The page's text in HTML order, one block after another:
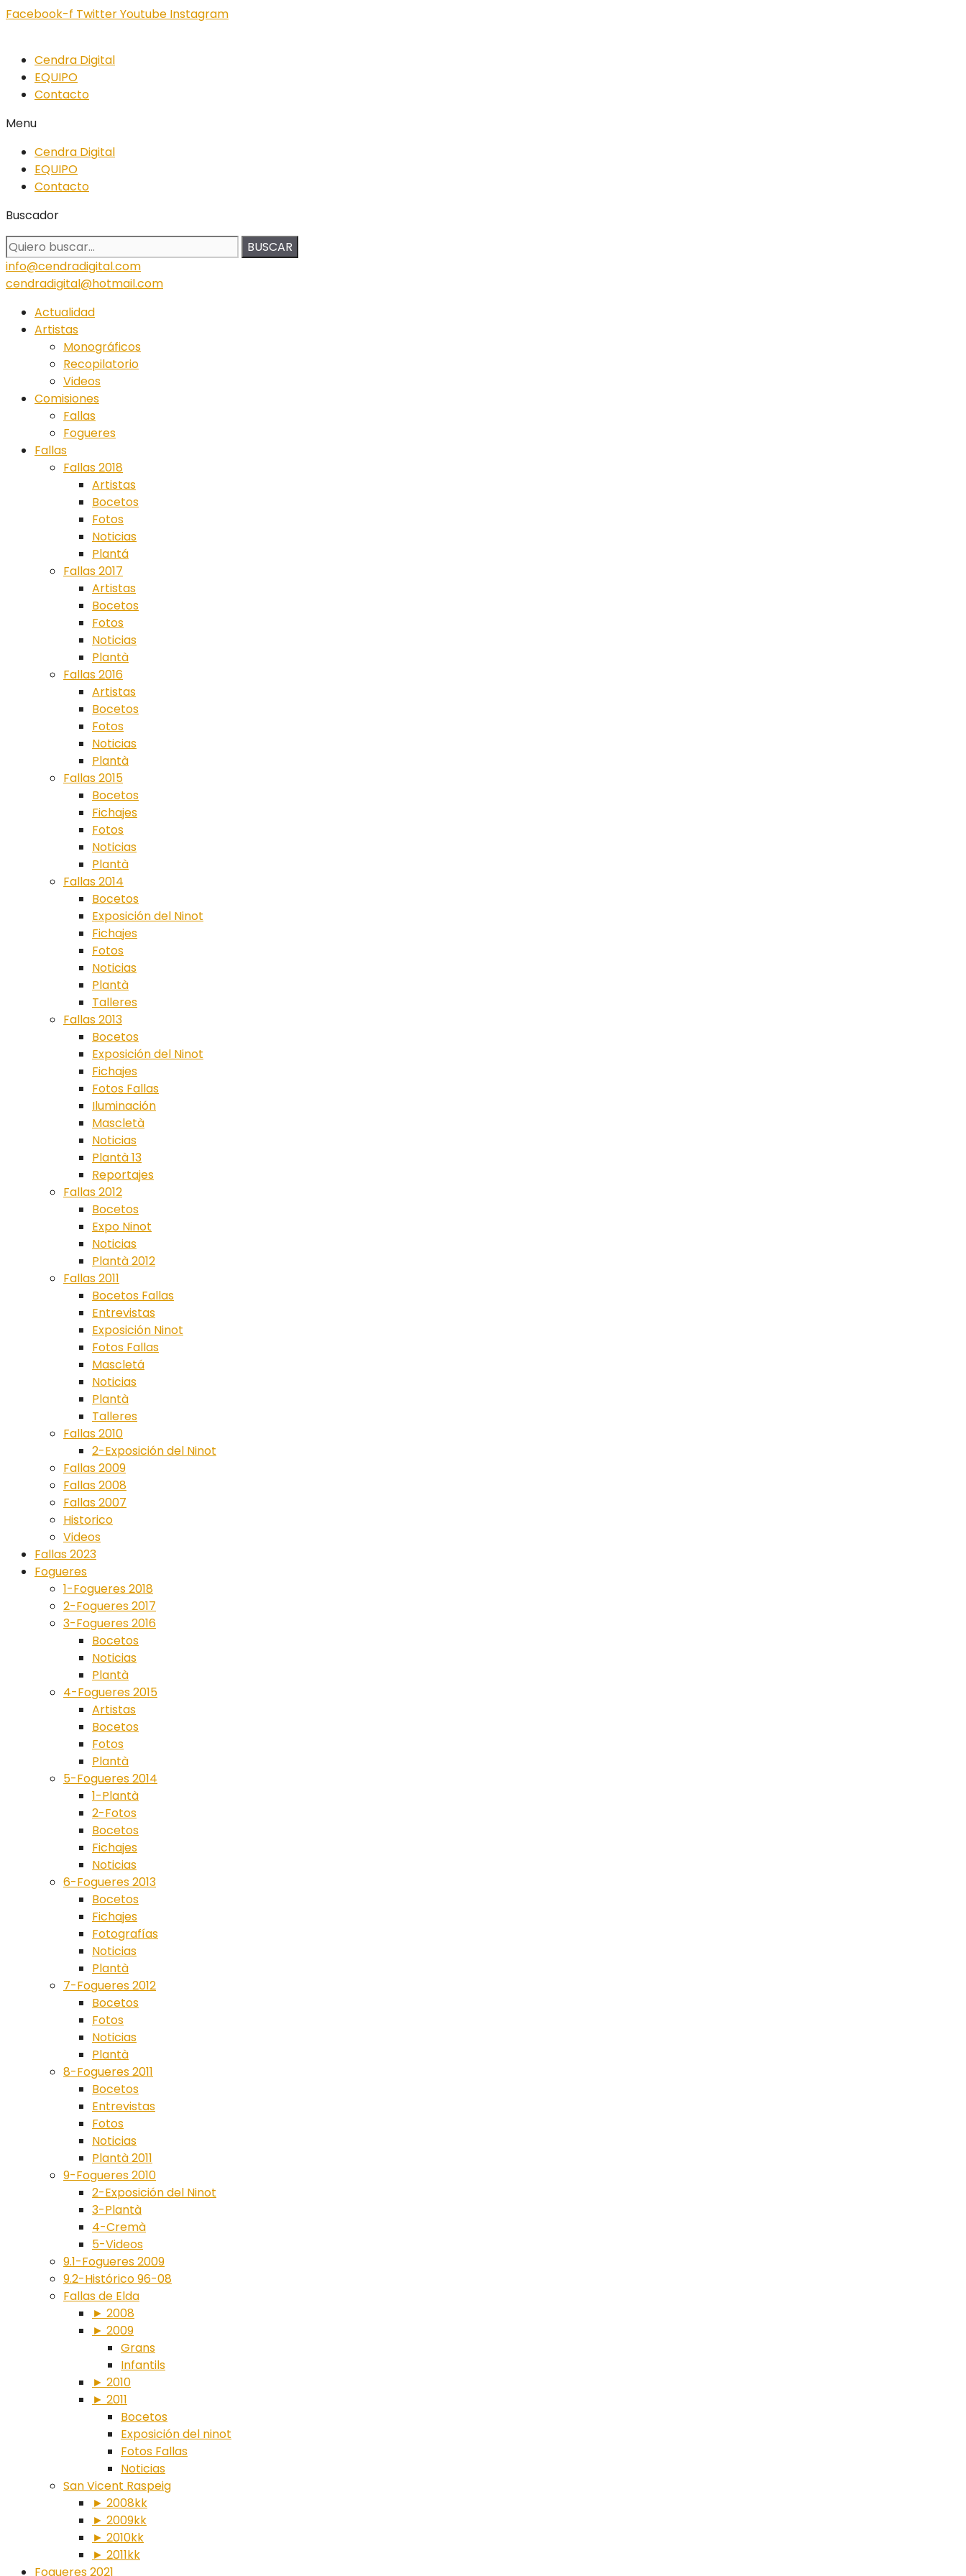
Facebook-f TwitterYoutube Instagram
Cendra Digital
EQUIPO
Contacto
Menu
Cendra Digital
EQUIPO
Contacto
Buscador
BUSCAR
info@cendradigital.com
cendradigital@hotmail.com
Actualidad
Artistas
Monográficos
Recopilatorio
Videos
Comisiones
Fallas
Fogueres
Fallas
Fallas 2018
Artistas
Bocetos
Fotos
Noticias
Plantá
Fallas 2017
Artistas
Bocetos
Fotos
Noticias
Plantà
Fallas 2016
Artistas
Bocetos
Fotos
Noticias
Plantà
Fallas 2015
Bocetos
Fichajes
Fotos
Noticias
Plantà
Fallas 2014
Bocetos
Exposición del Ninot
Fichajes
Fotos
Noticias
Plantà
Talleres
Fallas 2013
Bocetos
Exposición del Ninot
Fichajes
Fotos Fallas
Iluminación
Mascletà
Noticias
Plantà 13
Reportajes
Fallas 2012
Bocetos
Expo Ninot
Noticias
Plantà 2012
Fallas 2011
Bocetos Fallas
Entrevistas
Exposición Ninot
Fotos Fallas
Mascletá
Noticias
Plantà
Talleres
Fallas 2010
2-Exposición del Ninot
Fallas 2009
Fallas 2008
Fallas 2007
Historico
Videos
Fallas 2023
Fogueres
1-Fogueres 2018
2-Fogueres 2017
3-Fogueres 2016
Bocetos
Noticias
Plantà
4-Fogueres 2015
Artistas
Bocetos
Fotos
Plantà
5-Fogueres 2014
1-Plantà
2-Fotos
Bocetos
Fichajes
Noticias
6-Fogueres 2013
Bocetos
Fichajes
Fotografías
Noticias
Plantà
7-Fogueres 2012
Bocetos
Fotos
Noticias
Plantà
8-Fogueres 2011
Bocetos
Entrevistas
Fotos
Noticias
Plantà 2011
9-Fogueres 2010
2-Exposición del Ninot
3-Plantà
4-Cremà
5-Videos
9.1-Fogueres 2009
9.2-Histórico 96-08
Fallas de Elda
► 2008
► 2009
Grans
Infantils
► 2010
► 2011
Bocetos
Exposición del ninot
Fotos Fallas
Noticias
San Vicent Raspeig
► 2008kk
► 2009kk
► 2010kk
► 2011kk
Fogueres 2021